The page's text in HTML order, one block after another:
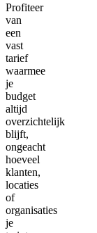
Profiteer
van
een
vast
tarief
waarmee
je
budget
altijd
overzichtelijk
blijft,
ongeacht
hoeveel
klanten,
locaties
of
organisaties
je